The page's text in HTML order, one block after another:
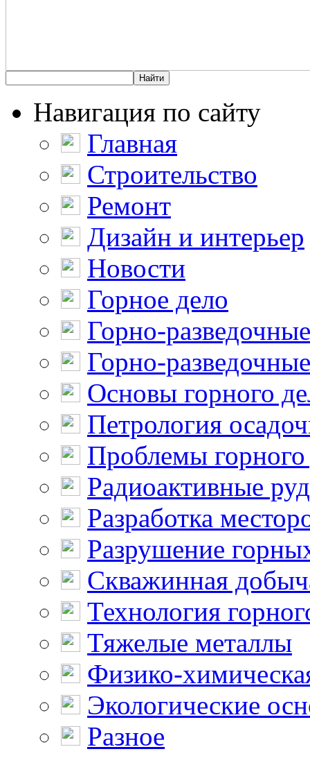
Навигация по сайту
Главная
Строительство
Ремонт
Дизайн и интерьер
Новости
Горное дело
Горно-
Горно-
Основы горного
Петрология
Проблемы горного
Радиоактивные
Разработка
Разрушение
Скважинная
Технология
Тяжелые металлы
Физико-
Экологические
Разное